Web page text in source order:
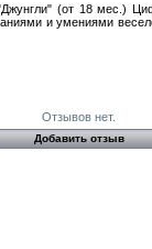
(от 18 мес.)
и умениями
Отзывов нет.